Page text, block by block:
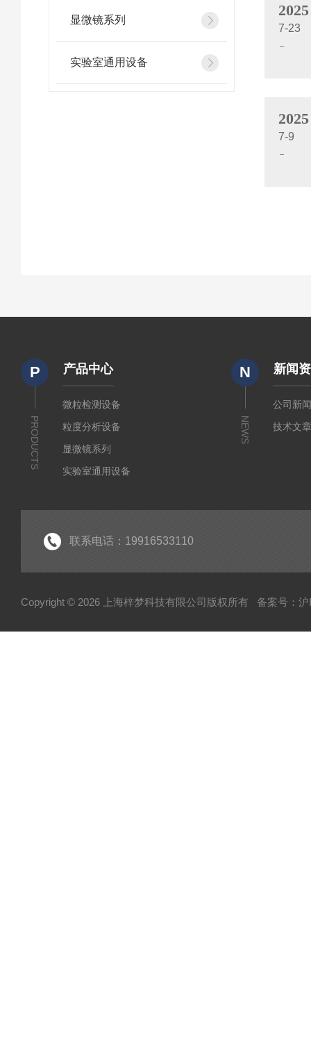
显微镜系列
实验室通用设备
2025
7-23
2025
7-9
P
PRODUCTS
产品中心
微粒检测设备
粒度分析设备
显微镜系列
实验室通用设备
N
NEWS
新闻
公司新
技术文
联系电话：19916533110
Copyright © 2026 上海梓梦科技有限公司版权所有 备案号：